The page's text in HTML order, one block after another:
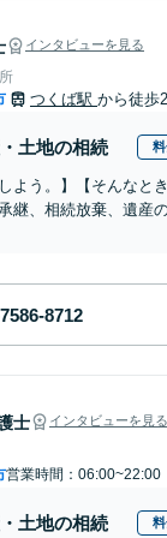
インタビューを見る
つくば駅 から徒歩
土地の相続
しよう。】【そんな
継、相続放棄、遺産
士 インタビューを見る
営業時間：06:00~22:00
土地の相続